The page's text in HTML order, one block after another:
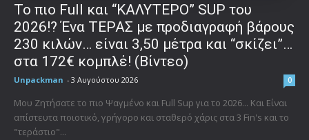
To πιο Full και “ΚΑΛΥΤΕΡΟ” SUP του
2026!? Ένα ΤΕΡΑΣ με προδιαγραφή βάρους
230 κιλών… είναι 3,50 μέτρα και “σκίζει”…
στα 172€ κομπλέ! (Βίντεο)
Unpackman - 3 Αυγούστου 2026 0
Μου Ζητήσατε το πιο Ψαγμένο και Full Sup για το 2026... Και Είναι
απίστευτα ποιοτικό, γρήγορο και σταθερό χάρις στα 3 Fin's και το
"τεράστιο"...